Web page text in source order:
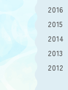
2016
2015
2014
2013
2012